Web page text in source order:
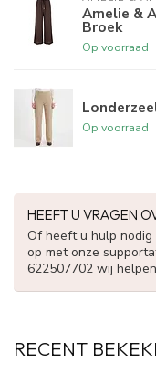
Amelie &
Broek
Op voorraad
Op voorraad
HEEFT U VRAGEN
Of heeft u hulp
op met onze
622507702 wij
RECENT